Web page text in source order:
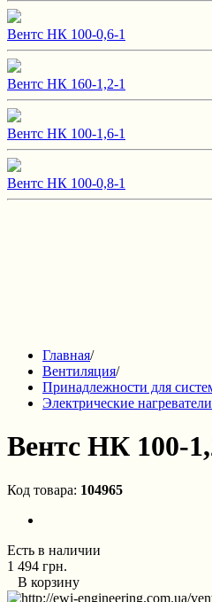
Вентс НК 100-0,6-1
Вентс НК 160-1,2-1
Вентс НК 100-1,6-1
Вентс НК 100-0,8-1
Главная/
Вентиляция/
Принадлежности для
Электрические нагреватели
Вентс НК 100-
Код товара: 104965
Есть в наличии
1 494 грн.
В корзину